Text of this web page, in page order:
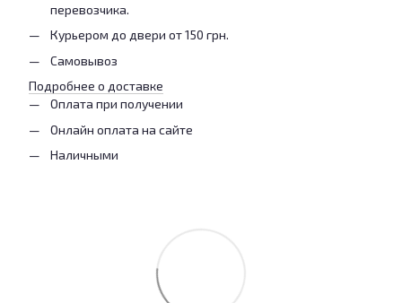
перевозчика.
Курьером до двери от 150 грн.
Самовывоз
Подробнее о доставке
Оплата при получении
Онлайн оплата на сайте
Наличными